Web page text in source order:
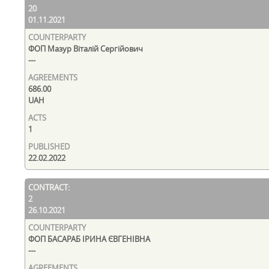
20
01.11.2021
ФОП Мазур Віталій Сергійович
---
686.00
UAH
1
22.02.2022
2
26.10.2021
ФОП БАСАРАБ ІРИНА ЄВГЕНІВНА
---